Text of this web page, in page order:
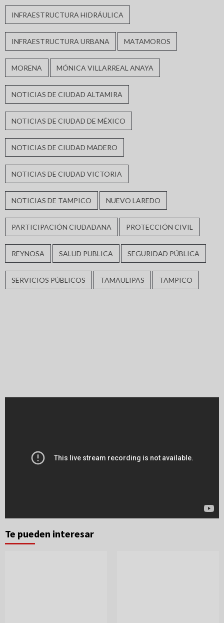
INFRAESTRUCTURA HIDRÁULICA
INFRAESTRUCTURA URBANA MATAMOROS
MORENA MÓNICA VILLARREAL ANAYA
NOTICIAS DE CIUDAD ALTAMIRA
NOTICIAS DE CIUDAD DE MÉXICO
NOTICIAS DE CIUDAD MADERO
NOTICIAS DE CIUDAD VICTORIA
NOTICIAS DE TAMPICO NUEVO LAREDO
PARTICIPACIÓN CIUDADANA PROTECCIÓN CIVIL
REYNOSA SALUD PUBLICA SEGURIDAD PÚBLICA
SERVICIOS PÚBLICOS TAMAULIPAS TAMPICO
Te pueden interesar